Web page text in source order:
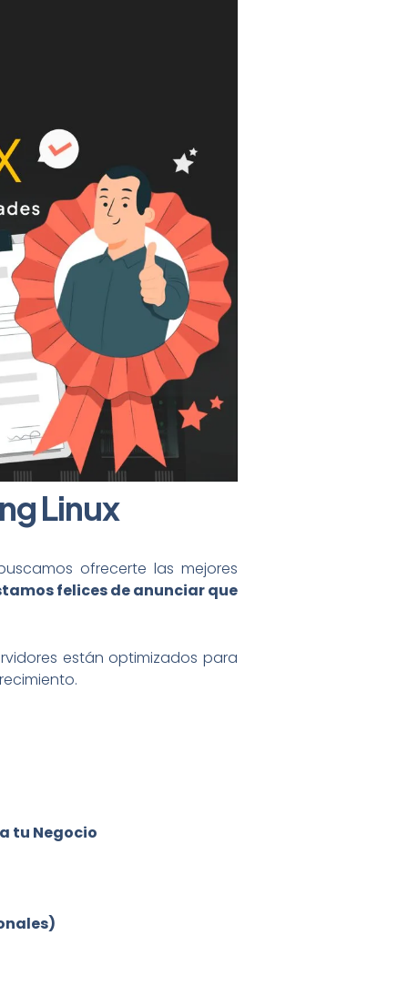
Linux
ofrecerte las mejores
felices de anunciar que
están optimizados para
tu Negocio